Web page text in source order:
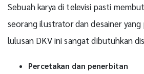
Sebuah karya di televisi pasti
seorang ilustrator dan desainer
lulusan DKV ini sangat dibutuhkan
Percetakan dan penerbitan